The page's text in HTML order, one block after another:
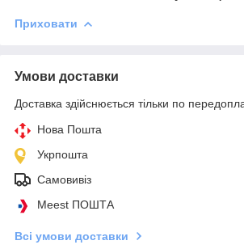
Приховати
Умови доставки
Доставка здійснюється тільки по
Нова Пошта
Укрпошта
Самовивіз
Meest ПОШТА
Всі умови доставки